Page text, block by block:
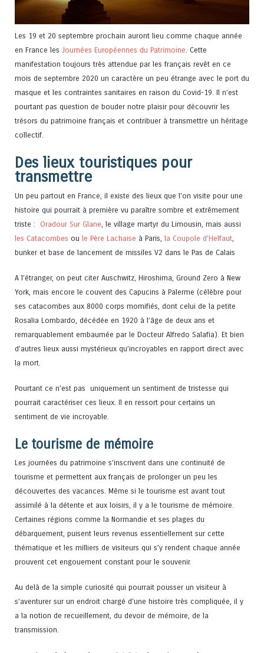
Les 19 et 20 septembre prochain auront lieu comme chaque année
en France les Journées Européennes du Patrimoine. Cette
manifestation toujours très attendue par les français revêt en ce
mois de septembre 2020 un caractère un peu étrange avec le port du
masque et les contraintes sanitaires en raison du Covid-19. Il n’est
pourtant pas question de bouder notre plaisir pour découvrir les
trésors du patrimoine français et contribuer à transmettre un héritage
collectif.
Des lieux touristiques pour
transmettre
Un peu partout en France, il existe des lieux que l’on visite pour une
histoire qui pourrait à première vu paraître sombre et extrêmement
triste : Oradour Sur Glane , le village martyr du Limousin, mais aussi
les Catacombes ou le Père Lachaise à Paris, la Coupole d’Helfaut
bunker et base de lancement de missiles V2 dans le Pas de Calais
A l’étranger, on peut citer Auschwitz, Hiroshima, Ground Zero à New
York, mais encore le couvent des Capucins à Palerme (célèbre pour
ses catacombes aux 8000 corps momifiés, dont celui de la petite
Rosalia Lombardo, décédée en 1920 à l’âge de deux ans et
remarquablement embaumée par le Docteur Alfredo Salafia). Et bien
d’autres lieux aussi mystérieux qu’incroyables en rapport direct avec
la mort.
Pourtant ce n’est pas uniquement un sentiment de tristesse qui
pourrait caractériser ces lieux. Il en ressort pour certains un
sentiment de vie incroyable.
Le tourisme de mémoire
Les journées du patrimoine s’inscrivent dans une continuité de
tourisme et permettent aux français de prolonger un peu les
découvertes des vacances. Même si le tourisme est avant tout
assimilé à la détente et aux loisirs, il y a le tourisme de mémoire.
Certaines régions comme la Normandie et ses plages du
débarquement, puisent leurs revenus essentiellement sur cette
thématique et les milliers de visiteurs qui s’y rendent chaque année
prouvent cet engouement constant pour le souvenir.
Au delà de la simple curiosité qui pourrait pousser un visiteur à
s’aventurer sur un endroit chargé d’une histoire très compliquée, il y
a la notion de recueillement, du devoir de mémoire, de la
transmission.